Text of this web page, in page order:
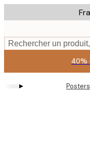
to
content.
Rechercher un
40%
▸ Posters